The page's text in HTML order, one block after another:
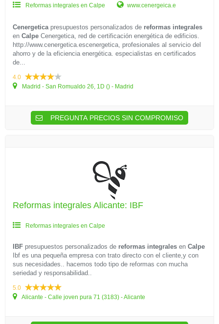
Reformas integrales en Calpe www.cenergeica.e
Cenergeticapresupuestos personalizados de reformas integrales
en Calpe Cenergetica, red de certificación energética de edificios.
http://www.cenergetica.escenergetica, profesionales al servicio del
ahorro y de la eficiencia energética. especialistas en certificados
de...
4.0
Madrid - San Romualdo 26, 1D () - Madrid
PREGUNTA PRECIOS SIN COMPROMISO
Reformas integrales Alicante: IBF
Reformas integrales en Calpe
IBF presupuestos personalizados de reformas integrales en Calpe
Ibf es una pequeña empresa con trato directo con el cliente,y con
sus necesidades.. hacemos todo tipo de reformas con mucha
seriedad y responsabilidad..
5.0
Alicante - Calle joven pura 71 (3183) - Alicante